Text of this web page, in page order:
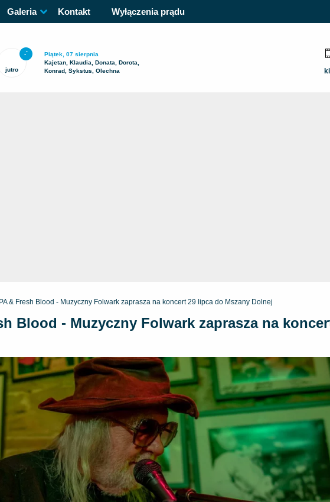
Galeria Kontakt Wyłączenia prądu
-°
jutro
Piątek, 07 sierpnia
Kajetan, Klaudia, Donata, Dorota,
Konrad, Sykstus, Olechna
& Fresh Blood - Muzyczny Folwark zaprasza na koncert 29 lipca do Mszany Dolnej
Blood - Muzyczny Folwark zaprasza na